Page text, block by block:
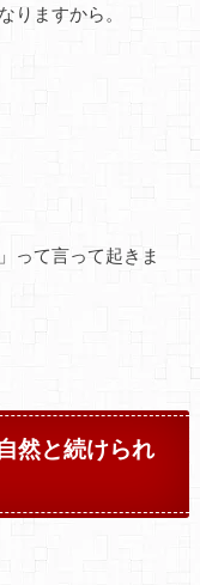
りますから。
って言って起きま
然と続けられ